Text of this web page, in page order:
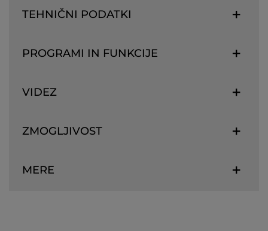
TEHNIČNI PODATKI
PROGRAMI IN FUNKCIJE
VIDEZ
ZMOGLJIVOST
MERE